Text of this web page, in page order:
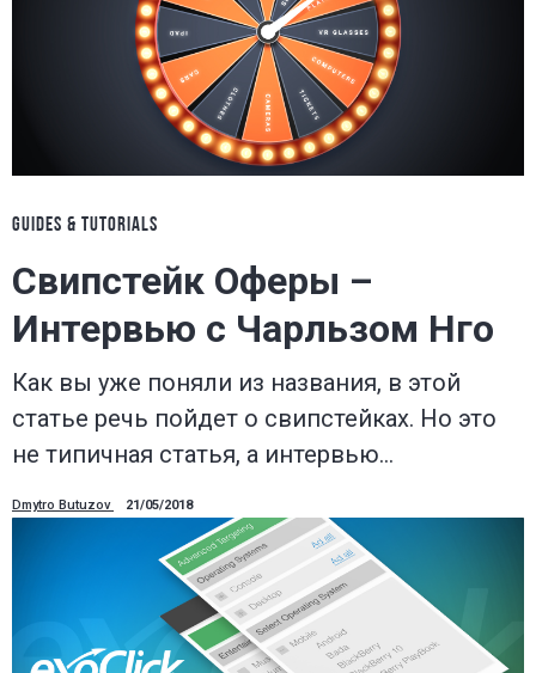
GUIDES & TUTORIALS
Свипстейк Оферы –
Интервью с Чарльзом Нго
Как вы уже поняли из названия, в этой
статье речь пойдет о свипстейках. Но это
не типичная статья, а интервью…
Dmytro Butuzov 21/05/2018